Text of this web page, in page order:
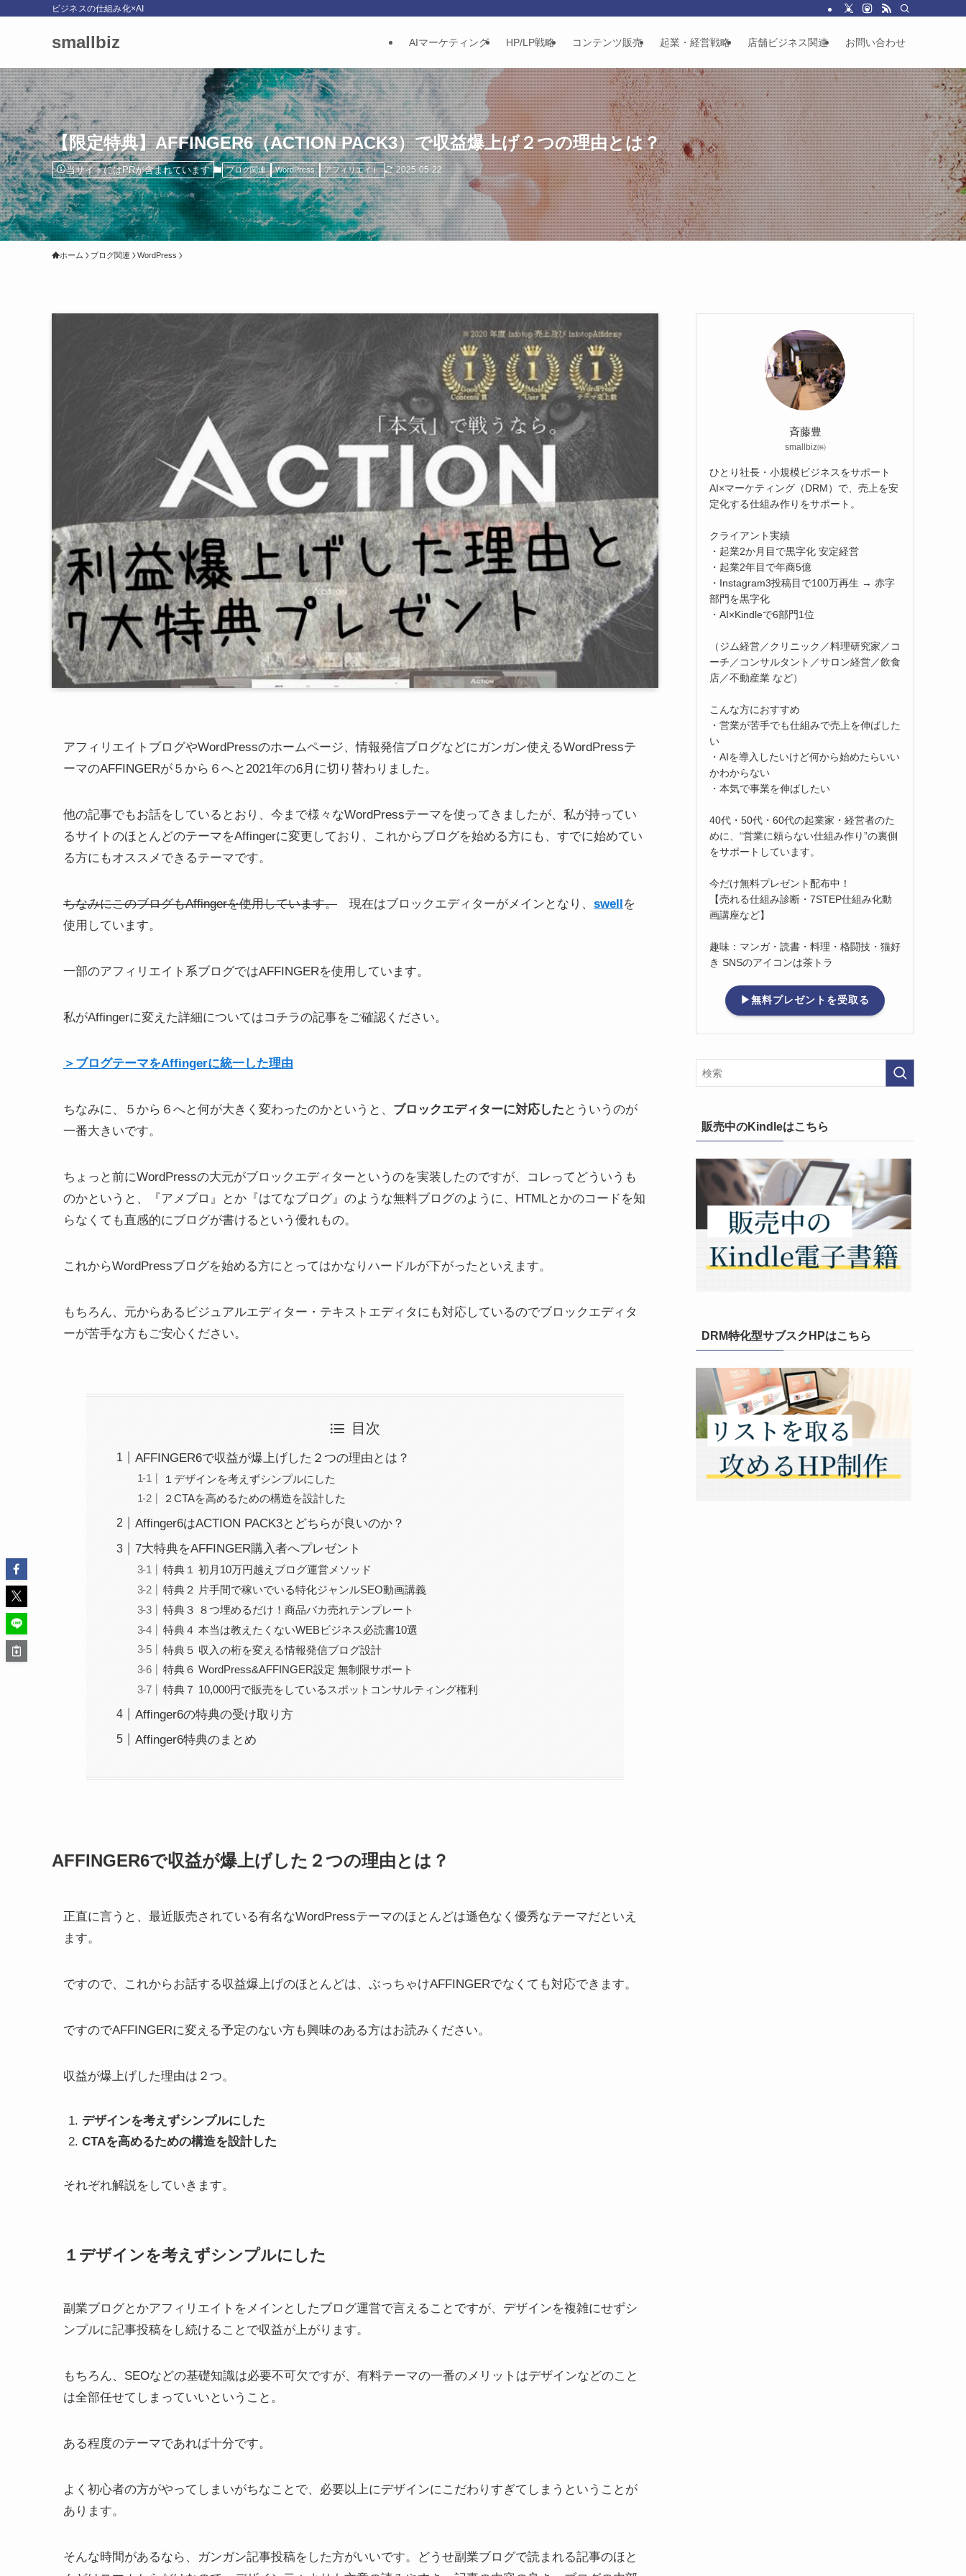
ビジネスの仕組み化×AI
smallbiz AIマーケティング HP/LP戦略 コンテンツ販売 起業・経営戦略 店舗ビジネス関連 お問い合わせ
【限定特典】AFFINGER6（ACTION PACK3）で収益爆上げ２つの理由とは？
当サイトにはPRが含まれています ブログ関連 WordPress アフィリエイト 2025-05-22
ホーム ブログ関連 WordPress
アフィリエイトブログやWordPressのホームページ、情報発信ブログなどにガンガン使えるWordPressテ
ーマのAFFINGERが５から６へと2021年の6月に切り替わりました。
他の記事でもお話をしているとおり、今まで様々なWordPressテーマを使ってきましたが、私が持ってい
るサイトのほとんどのテーマをAffingerに変更しており、これからブログを始める方にも、すでに始めてい
る方にもオススメできるテーマです。
ちなみにこのブログもAffingerを使用しています。 現在はブロックエディターがメインとなり、 swellを
使用しています。
一部のアフィリエイト系ブログではAFFINGERを使用しています。
私がAffingerに変えた詳細についてはコチラの記事をご確認ください。
＞ブログテーマをAffingerに統一した理由
ちなみに、５から６へと何が大きく変わったのかというと、 ブロックエディターに対応した とういうのが
一番大きいです。
ちょっと前にWordPressの大元がブロックエディターというのを実装したのですが、コレってどういうも
のかというと、『アメブロ』とか『はてなブログ』のような無料ブログのように、HTMLとかのコードを知
らなくても直感的にブログが書けるという優れもの。
これからWordPressブログを始める方にとってはかなりハードルが下がったといえます。
もちろん、元からあるビジュアルエディター・テキストエディタにも対応しているのでブロックエディタ
ーが苦手な方もご安心ください。
目次
AFFINGER6で収益が爆上げした２つの理由とは？
１デザインを考えずシンプルにした
２CTAを高めるための構造を設計した
Affinger6はACTION PACK3とどちらが良いのか？
7大特典をAFFINGER購入者へプレゼント
特典１ 初月10万円越えブログ運営メソッド
特典２ 片手間で稼いでいる特化ジャンルSEO動画講義
特典３ ８つ埋めるだけ！商品バカ売れテンプレート
特典４ 本当は教えたくないWEBビジネス必読書10選
特典５ 収入の桁を変える情報発信ブログ設計
特典６ WordPress&AFFINGER設定 無制限サポート
特典７ 10,000円で販売をしているスポットコンサルティング権利
Affinger6の特典の受け取り方
Affinger6特典のまとめ
AFFINGER6で収益が爆上げした２つの理由とは？
正直に言うと、最近販売されている有名なWordPressテーマのほとんどは遜色なく優秀なテーマだといえ
ます。
ですので、これからお話する収益爆上げのほとんどは、ぶっちゃけAFFINGERでなくても対応できます。
ですのでAFFINGERに変える予定のない方も興味のある方はお読みください。
収益が爆上げした理由は２つ。
デザインを考えずシンプルにした
CTAを高めるための構造を設計した
それぞれ解説をしていきます。
１デザインを考えずシンプルにした
副業ブログとかアフィリエイトをメインとしたブログ運営で言えることですが、デザインを複雑にせずシ
ンプルに記事投稿をし続けることで収益が上がります。
もちろん、SEOなどの基礎知識は必要不可欠ですが、有料テーマの一番のメリットはデザインなどのこと
は全部任せてしまっていいということ。
ある程度のテーマであれば十分です。
よく初心者の方がやってしまいがちなことで、 必要以上にデザインにこだわりすぎてしまう ということが
あります。
そんな時間があるなら、ガンガン記事投稿をした方がいいです。どうせ副業ブログで読まれる記事のほと
斉藤豊
smallbiz㈱
ひとり社長・小規模ビジネスをサポート
AI×マーケティング（DRM）で、売上を安
定化する仕組み作りをサポート。
クライアント実績
・起業2か月目で黒字化 安定経営
・起業2年目で年商5億
・Instagram3投稿目で100万再生 → 赤字
部門を黒字化
・AI×Kindleで6部門1位
（ジム経営／クリニック／料理研究家／コ
ーチ／コンサルタント／サロン経営／飲食
店／不動産業 など）
こんな方におすすめ
・営業が苦手でも仕組みで売上を伸ばした
い
・AIを導入したいけど何から始めたらいい
かわからない
・本気で事業を伸ばしたい
40代・50代・60代の起業家・経営者のた
めに、“営業に頼らない仕組み作り”の裏側
をサポートしています。
今だけ無料プレゼント配布中！
【売れる仕組み診断・7STEP仕組み化動
画講座など】
趣味：マンガ・読書・料理・格闘技・猫好
き SNSのアイコンは茶トラ
▶無料プレゼントを受取る
販売中のKindleはこちら
DRM特化型サブスクHPはこちら